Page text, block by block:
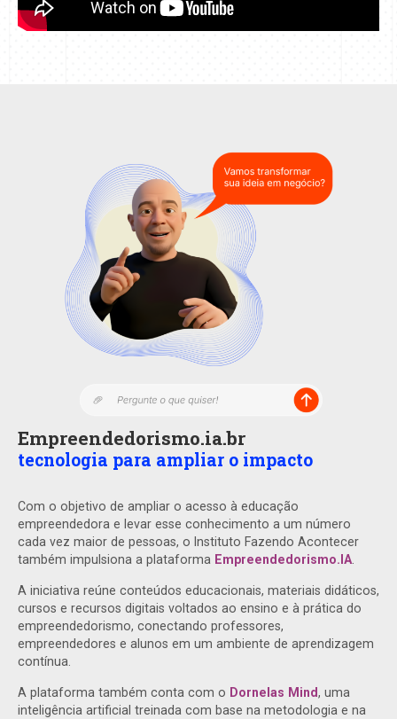
Empreendedorismo.ia.br
tecnologia para ampliar o impacto
Com o objetivo de ampliar o acesso à educação
empreendedora e levar esse conhecimento a um número
cada vez maior de pessoas, o Instituto Fazendo Acontecer
também impulsiona a plataforma Empreendedorismo.IA
A iniciativa reúne conteúdos educacionais, materiais didáticos,
cursos e recursos digitais voltados ao ensino e à prática do
empreendedorismo, conectando professores,
empreendedores e alunos em um ambiente de aprendizagem
contínua.
A plataforma também conta com o Dornelas Mind, uma
inteligência artificial treinada com base na metodologia e na